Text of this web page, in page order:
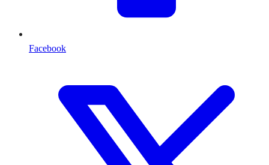
Facebook